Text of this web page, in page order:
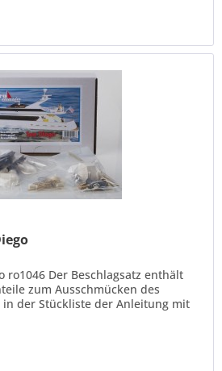
ro1046 Der Beschlagsatz enthält
zum Ausschmücken des
in der Stückliste der Anleitung mit